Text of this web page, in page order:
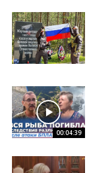
00:04:39